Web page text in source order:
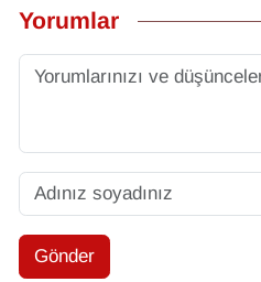
Yorumlar
Gönder